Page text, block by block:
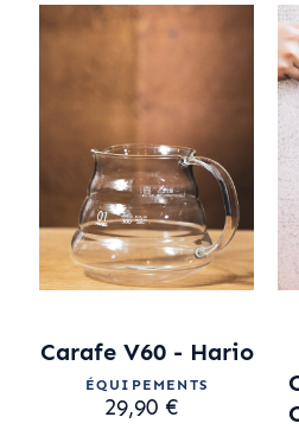
Carafe V60 - Hario
ÉQUIPEMENTS
29,90 €